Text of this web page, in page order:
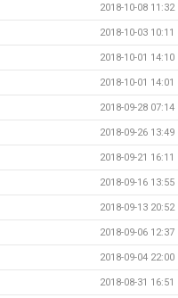
2018-10-08 11:32
2018-10-03 10:11
2018-10-01 14:10
2018-10-01 14:01
2018-09-28 07:14
2018-09-26 13:49
2018-09-21 16:11
2018-09-16 13:55
2018-09-13 20:52
2018-09-06 12:37
2018-09-04 22:00
2018-08-31 16:51